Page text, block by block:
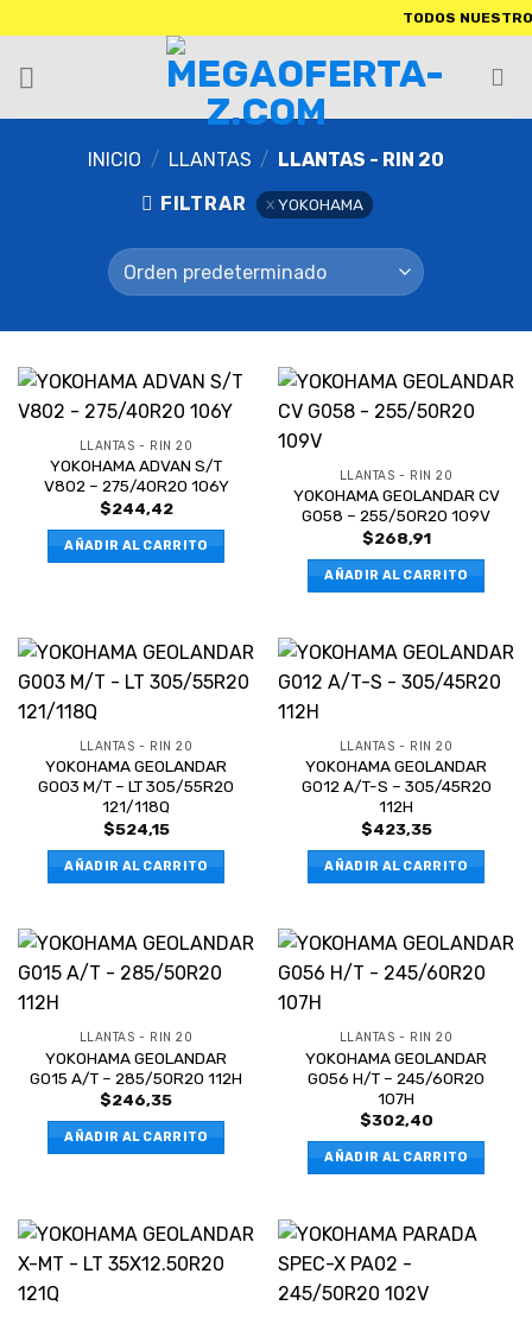
TODOS NUESTROS
INICIO / LLANTAS / LLANTAS - RIN 20
FILTRAR
YOKOHAMA
LLANTAS - RIN 20
YOKOHAMA ADVAN S/T
V802 – 275/40R20 106Y
$244,42
AÑADIR AL CARRITO
LLANTAS - RIN 20
YOKOHAMA GEOLANDAR CV
G058 – 255/50R20 109V
$268,91
AÑADIR AL CARRITO
LLANTAS - RIN 20
YOKOHAMA GEOLANDAR
G003 M/T – LT 305/55R20
121/118Q
$524,15
AÑADIR AL CARRITO
LLANTAS - RIN 20
YOKOHAMA GEOLANDAR
G012 A/T-S – 305/45R20
112H
$423,35
AÑADIR AL CARRITO
LLANTAS - RIN 20
YOKOHAMA GEOLANDAR
G015 A/T – 285/50R20 112H
$246,35
AÑADIR AL CARRITO
LLANTAS - RIN 20
YOKOHAMA GEOLANDAR
G056 H/T – 245/60R20
107H
$302,40
AÑADIR AL CARRITO